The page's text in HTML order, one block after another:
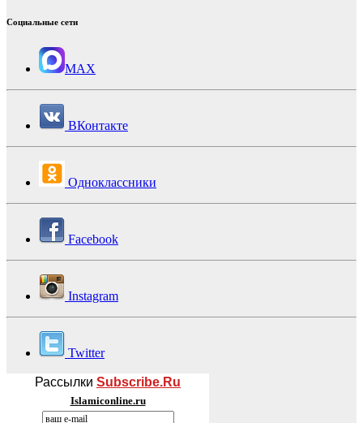
Социальные сети
MAX
ВКонтакте
Одноклассники
Facebook
Instagram
Twitter
Рассылки Subscribe.Ru
Islamiconline.ru